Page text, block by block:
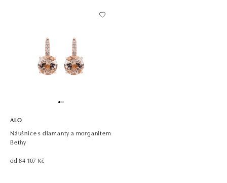
ALO
Náušnice s diamanty a morganitem
Bethy
od 84 107 Kč